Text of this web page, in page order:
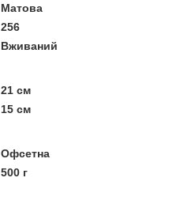
Матова
256
Вживаний
21 см
15 см
Офсетна
500 г